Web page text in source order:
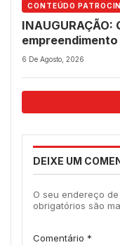
CONTEÚDO
6 De Agosto, 2026
DEIXE UM
O seu endereço
obrigatórios são
Comentário *